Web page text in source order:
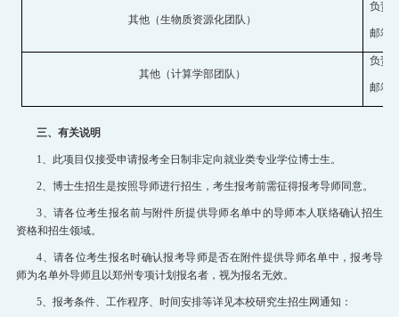
其他（生物质资源化团队）
负责
邮箱
其他（计算学部团队）
负责
邮箱
三、有关说明
1、此项目仅接受申请报考全日制非定向就业类专业学位博士生。
2、博士生招生是按照导师进行招生，考生报考前需征得报考导师同意。
3、请各位考生报名前与附件所提供导师名单中的导师本人联络确认招生
资格和招生领域。
4、请各位考生报名时确认报考导师是否在附件提供导师名单中，报考导
师为名单外导师且以郑州专项计划报名者，视为报名无效。
5、报考条件、工作程序、时间安排等详见本校研究生招生网通知：